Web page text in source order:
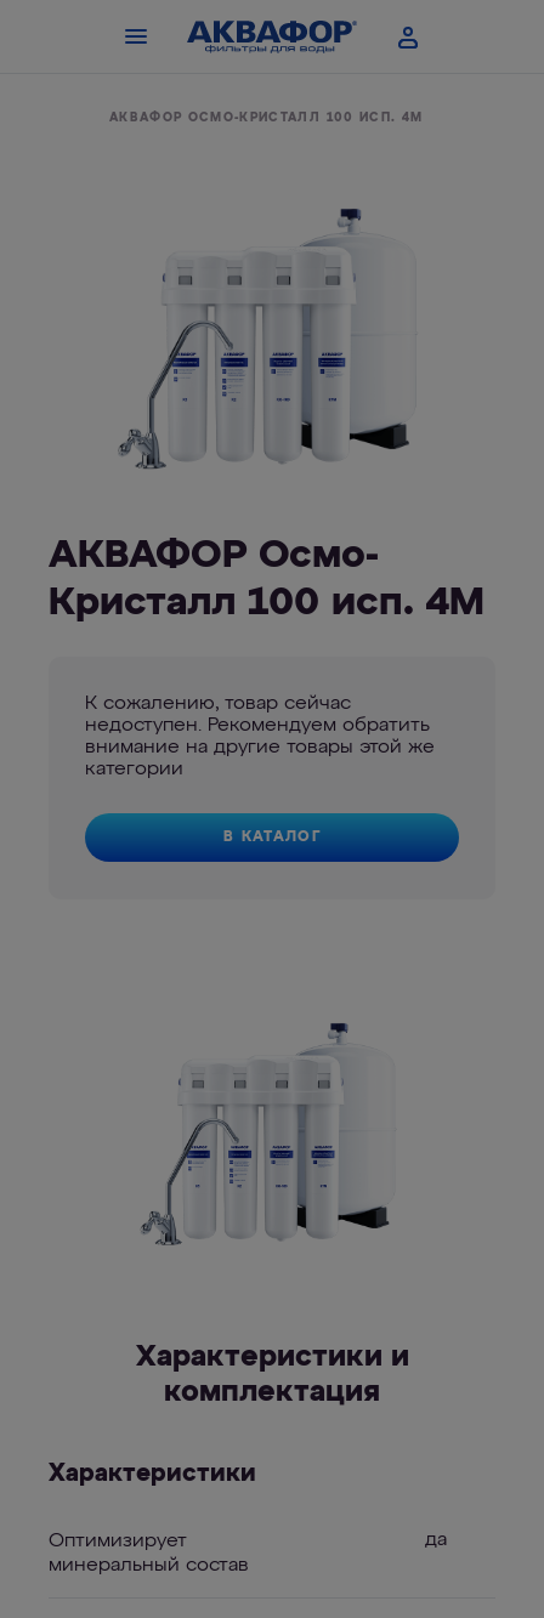
АКВАФОР ОСМО-КРИСТАЛЛ 100 ИСП. 4М
АКВАФОР Осмо-
Кристалл 100 исп. 4М
К сожалению, товар сейчас
недоступен. Рекомендуем обратить
внимание на другие товары этой же
категории
В КАТАЛОГ
Характеристики и
комплектация
Характеристики
Оптимизирует
минеральный состав
да